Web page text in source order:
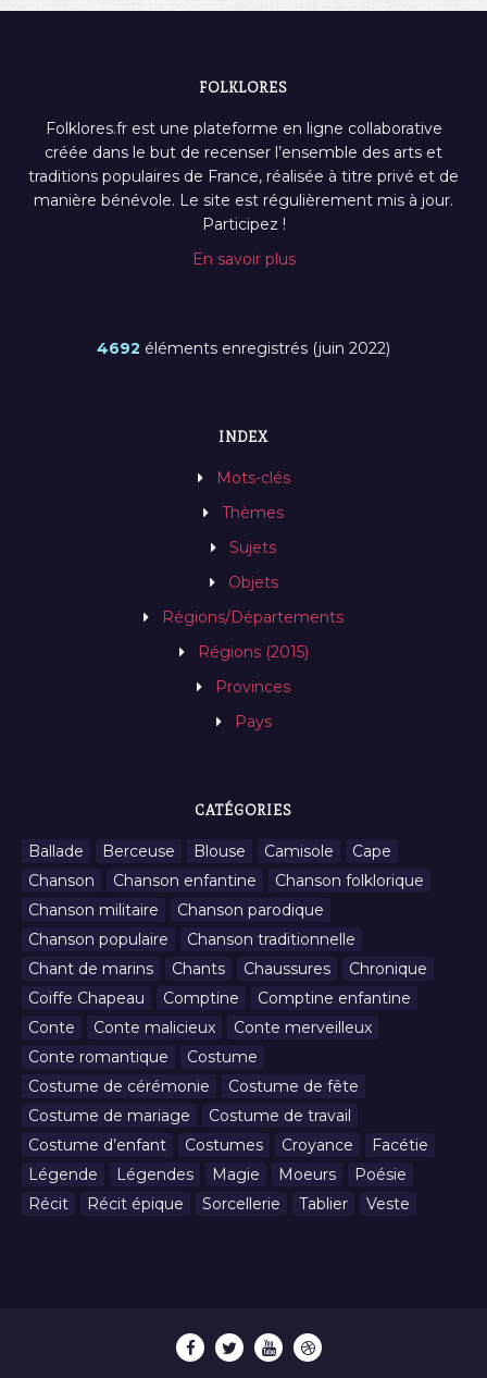
FOLKLORES
Folklores.fr est une plateforme en ligne collaborative
créée dans le but de recenser l’ensemble des arts et
traditions populaires de France, réalisée à titre privé et de
manière bénévole. Le site est régulièrement mis à jour.
Participez !
En savoir plus
4692 éléments enregistrés (juin 2022)
INDEX
Mots-clés
Thèmes
Sujets
Objets
Régions/Départements
Régions (2015)
Provinces
Pays
CATÉGORIES
Ballade Berceuse Blouse Camisole
Cape
Chanson
Chanson enfantine
Chanson folklorique
Chanson militaire
Chanson parodique
Chanson populaire
Chanson traditionnelle
Chant de marins
Chants Chaussures
Chronique
Coiffe Chapeau
Comptine
Comptine enfantine
Conte
Conte malicieux
Conte merveilleux
Conte romantique
Costume
Costume de cérémonie
Costume de fête
Costume de mariage
Costume de travail
Costume d’enfant
Costumes Croyance
Facétie
Légende
Légendes Magie Moeurs
Poésie
Récit
Récit épique Sorcellerie Tablier Veste